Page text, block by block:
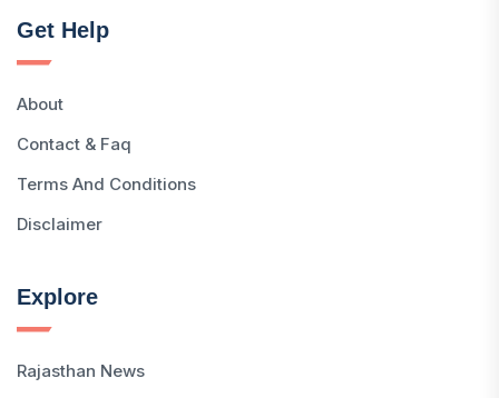
Get Help
About
Contact & Faq
Terms And Conditions
Disclaimer
Explore
Rajasthan News